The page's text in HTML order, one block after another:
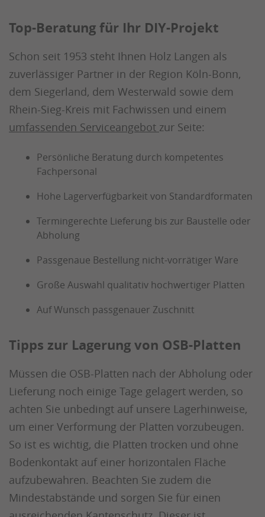
Top-Beratung für Ihr DIY-Projekt
Schon seit 1953 steht Ihnen Holz Langen als
zuverlässiger Partner in der Region Köln-Bonn,
dem Siegerland, dem Westerwald sowie dem
Rhein-Sieg-Kreis mit Fachwissen und einem
umfassenden Serviceangebot zur Seite:
Persönliche Beratung durch kompetentes
Fachpersonal
Hohe Lagerverfügbarkeit von Standardformaten
Termingerechte Lieferung bis zur Baustelle oder
Abholung
Passgenaue Bestellung nicht-vorrätiger Ware
Große Auswahl qualitativ hochwertiger Platten
Auf Wunsch passgenauer Zuschnitt
Tipps zur Lagerung von OSB-Platten
Müssen die OSB-Platten nach der Abholung oder
Lieferung noch einige Tage gelagert werden, so
achten Sie unbedingt auf unsere Lagerhinweise,
um einer Verformung der Platten vorzubeugen.
So ist es wichtig, die Platten trocken und ohne
Bodenkontakt auf einer horizontalen Fläche
aufzubewahren. Beachten Sie zudem die
Mindestabstände und sorgen Sie für einen